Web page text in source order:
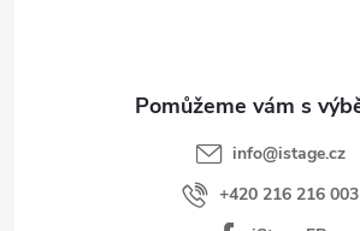
info@istage.cz
+420 216 216 003